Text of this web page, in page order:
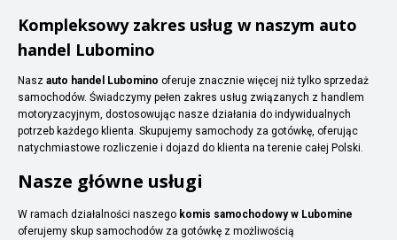
Kompleksowy zakres usług w naszym auto
handel Lubomino
Nasz auto handel Lubomino oferuje znacznie więcej niż tylko sprzedaż
samochodów. Świadczymy pełen zakres usług związanych z handlem
motoryzacyjnym, dostosowując nasze działania do indywidualnych
potrzeb każdego klienta. Skupujemy samochody za gotówkę, oferując
natychmiastowe rozliczenie i dojazd do klienta na terenie całej Polski.
Nasze główne usługi
W ramach działalności naszego komis samochodowy w Lubomine
oferujemy skup samochodów za gotówkę z możliwością